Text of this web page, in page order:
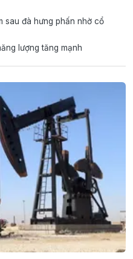
sau đà hưng phấn nhờ cổ
lượng tăng mạnh